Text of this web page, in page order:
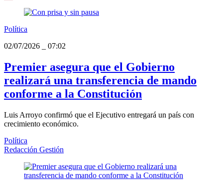
Política
02/07/2026
07:02
Premier asegura que el Gobierno
realizará una transferencia de mando
conforme a la Constitución
Luis Arroyo confirmó que el Ejecutivo entregará un país con
crecimiento económico.
Política
Redacción Gestión